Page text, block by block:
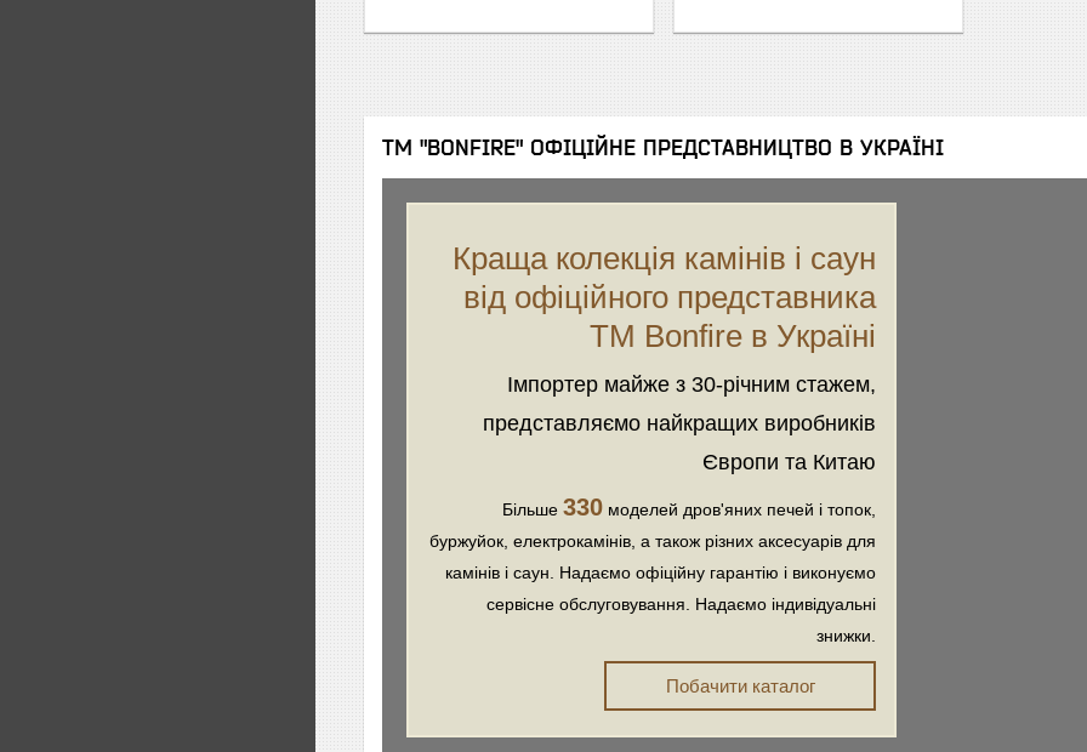
ТМ "BONFIRE" ОФІЦІЙНЕ ПРЕДСТАВНИЦТВО В УКРАЇНІ
Краща колекція камінів і саун
від офіційного представника
ТМ Bonfire в Україні
Імпортер майже з 30-річним стажем,
представляємо найкращих виробників
Європи та Китаю
Більше 330 моделей дров'яних печей і топок,
буржуйок, електрокамінів, а також різних аксесуарів для
камінів і саун. Надаємо офіційну гарантію і виконуємо
сервісне обслуговування. Надаємо індивідуальні
знижки.
Побачити каталог